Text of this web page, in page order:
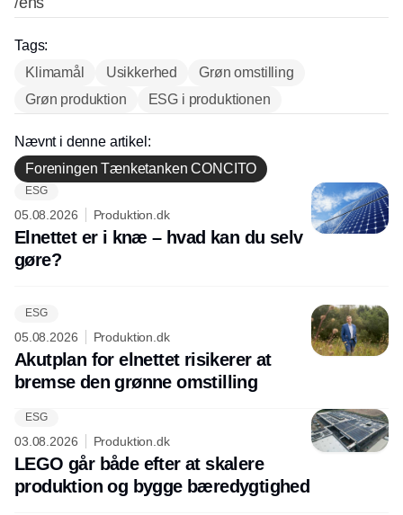
Tags:
Klimamål
Usikkerhed
Grøn omstilling
Grøn produktion
ESG i produktionen
Nævnt i denne artikel:
Foreningen Tænketanken CONCITO
ESG
05.08.2026 Produktion.dk
Elnettet er i knæ – hvad kan du selv
gøre?
ESG
05.08.2026 Produktion.dk
Akutplan for elnettet risikerer at
bremse den grønne omstilling
ESG
03.08.2026 Produktion.dk
LEGO går både efter at skalere
produktion og bygge bæredygtighed